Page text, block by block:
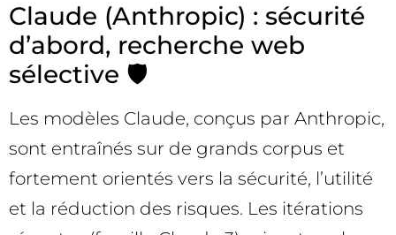
Claude (Anthropic) : sécurité
d’abord, recherche web
sélective 🛡️
Les modèles Claude, conçus par Anthropic,
sont entraînés sur de grands corpus et
fortement orientés vers la sécurité, l’utilité
et la réduction des risques. Les itérations